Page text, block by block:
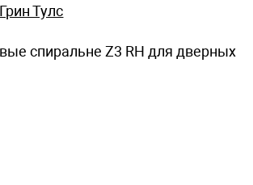
Грин Тулс
спиральне Z3 RH для дверных